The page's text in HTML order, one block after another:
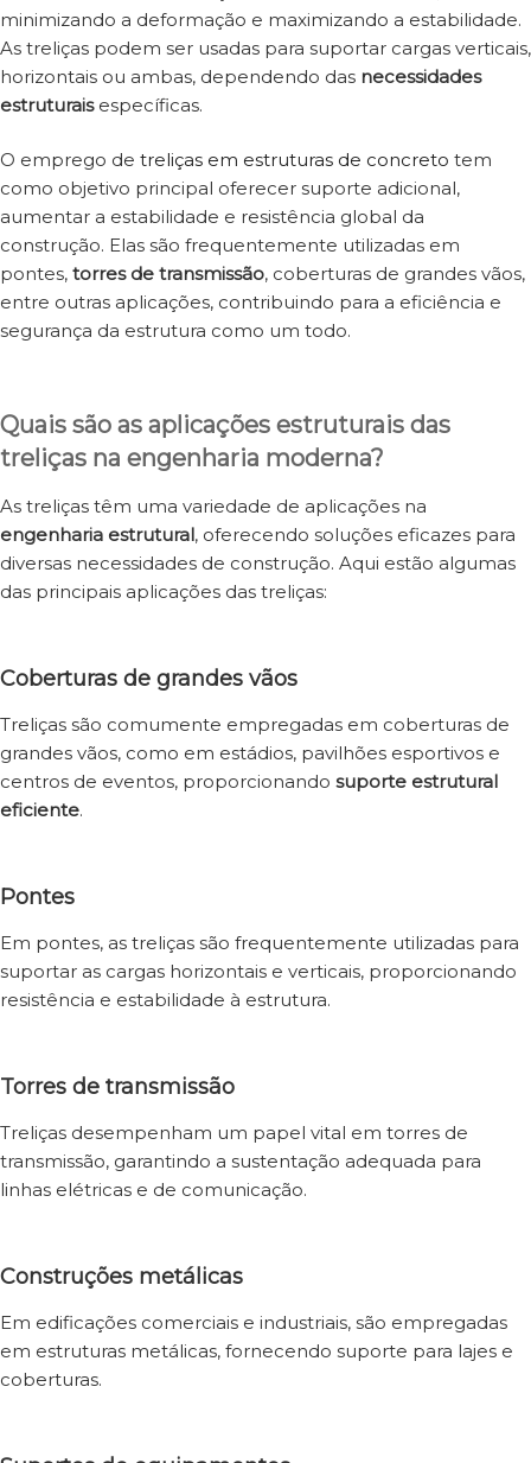
minimizando a deformação e maximizando a estabilidade.
As treliças podem ser usadas para suportar cargas verticais,
horizontais ou ambas, dependendo das necessidades
estruturais específicas.
O emprego de treliças em estruturas de concreto tem
como objetivo principal oferecer suporte adicional,
aumentar a estabilidade e resistência global da
construção. Elas são frequentemente utilizadas em
pontes, torres de transmissão, coberturas de grandes vãos,
entre outras aplicações, contribuindo para a eficiência e
segurança da estrutura como um todo.
Quais são as aplicações estruturais das
treliças na engenharia moderna?
As treliças têm uma variedade de aplicações na
engenharia estrutural, oferecendo soluções eficazes para
diversas necessidades de construção. Aqui estão algumas
das principais aplicações das treliças:
Coberturas de grandes vãos
Treliças são comumente empregadas em coberturas de
grandes vãos, como em estádios, pavilhões esportivos e
centros de eventos, proporcionando suporte estrutural
eficiente.
Pontes
Em pontes, as treliças são frequentemente utilizadas para
suportar as cargas horizontais e verticais, proporcionando
resistência e estabilidade à estrutura.
Torres de transmissão
Treliças desempenham um papel vital em torres de
transmissão, garantindo a sustentação adequada para
linhas elétricas e de comunicação.
Construções metálicas
Em edificações comerciais e industriais, são empregadas
em estruturas metálicas, fornecendo suporte para lajes e
coberturas.